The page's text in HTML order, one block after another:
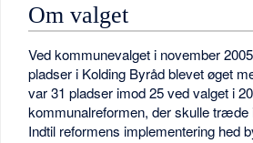
Om valget
Ved kommunevalget i november
pladser i Kolding Byråd blevet øget
var 31 pladser imod 25 ved valget i
kommunalreformen, der skulle træde
Indtil reformens implementering hed